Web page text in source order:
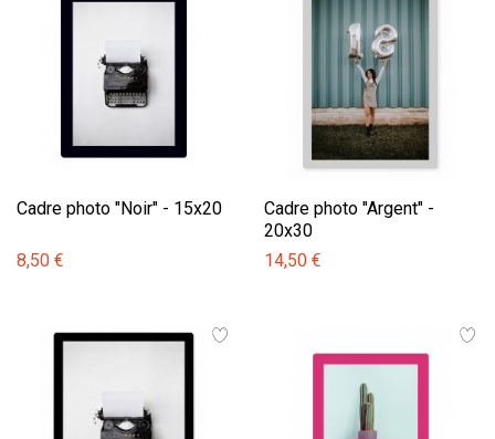
Cadre photo "Noir" - 15x20
8,50 €
Cadre photo "Argent" -
20x30
14,50 €